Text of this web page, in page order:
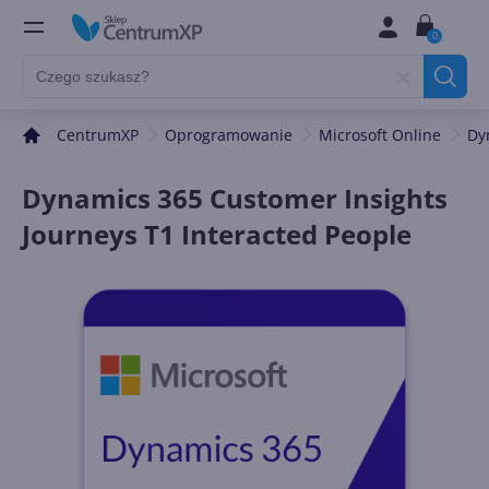
0
CentrumXP Oprogramowanie Microsoft Online
Dynamics 365 Customer Insights
Journeys T1 Interacted People